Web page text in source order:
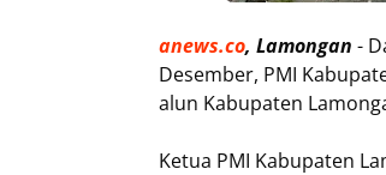
anews.co, Lamongan -
Desember, PMI
alun Kabupaten
Ketua PMI Kabupaten